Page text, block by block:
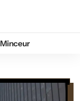
Minceur